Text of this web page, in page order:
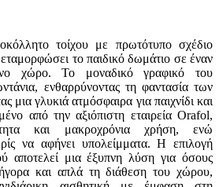
τοίχου με πρωτότυπο σχέδιο
το παιδικό δωμάτιο σε έναν
χώρο. Το μοναδικό γραφικό του
ενθαρρύνοντας τη φαντασία των
μια γλυκιά ατμόσφαιρα για παιχνίδι και
από την αξιόπιστη εταιρεία Orafol,
και μακροχρόνια χρήση, ενώ
να αφήνει υπολείμματα. Η επιλογή
αποτελεί μια έξυπνη λύση για όσους
και απλά τη διάθεση του χώρου,